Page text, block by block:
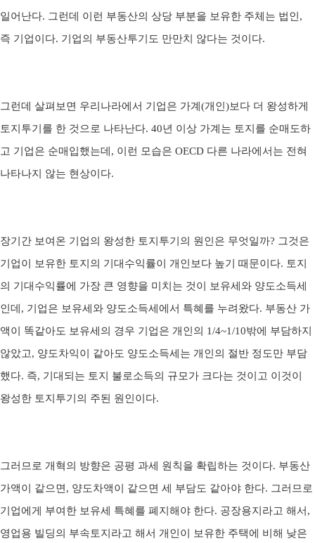
일어난다. 그런데 이런 부동산의 상당 부분을 보유한 주체는 법인 ,
즉 기업이다. 기업의 부동산투기도 만만치 않다는 것이다.
그런데 살펴보면 우리나라에서 기업은 가계 (개인 )보다 더 왕성하게
토지투기를 한 것으로 나타난다. 40년 이상 가계는 토지를 순매도하
고 기업은 순매입했는데 , 이런 모습은 OECD 다른 나라에서는 전혀
나타나지 않는 현상이다.
장기간 보여온 기업의 왕성한 토지투기의 원인은 무엇일까? 그것은
기업이 보유한 토지의 기대수익률이 개인보다 높기 때문이다. 토지
의 기대수익률에 가장 큰 영향을 미치는 것이 보유세와 양도소득세
인데 , 기업은 보유세와 양도소득세에서 특혜를 누려왔다. 부동산 가
액이 똑같아도 보유세의 경우 기업은 개인의 1/4~1/10밖에 부담하지
않았고, 양도차익이 같아도 양도소득세는 개인의 절반 정도만 부담
했다. 즉, 기대되는 토지 불로소득의 규모가 크다는 것이고 이것이
왕성한 토지투기의 주된 원인이다.
그러므로 개혁의 방향은 공평 과세 원칙을 확립하는 것이다. 부동산
가액이 같으면 , 양도차액이 같으면 세 부담도 같아야 한다. 그러므로
기업에게 부여한 보유세 특혜를 폐지해야 한다. 공장용지라고 해서 ,
영업용 빌딩의 부속토지라고 해서 개인이 보유한 주택에 비해 낮은